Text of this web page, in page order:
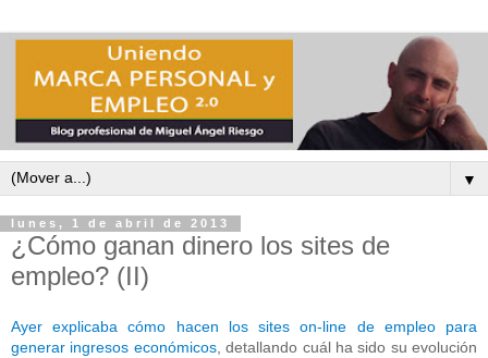
▼
lunes, 1 de abril de 2013
¿Cómo ganan dinero los sites de
empleo? (II)
Ayer explicaba cómo hacen los sites on-line de empleo para
generar ingresos económicos, detallando cuál ha sido su evolución